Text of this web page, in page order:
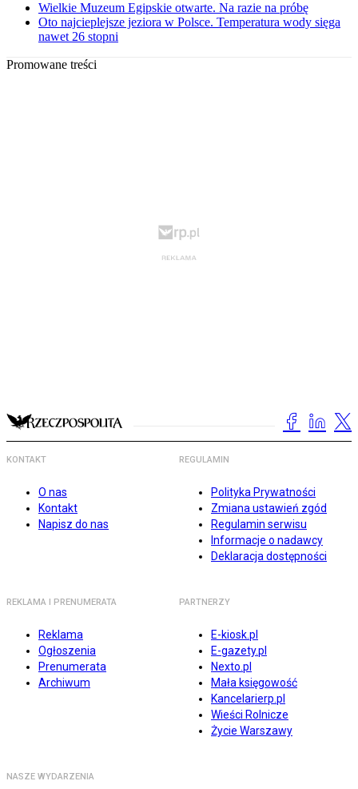
Wielkie Muzeum Egipskie otwarte. Na razie na próbę
Oto najcieplejsze jeziora w Polsce. Temperatura wody sięga
nawet 26 stopni
Promowane treści
KONTAKT
O nas
Kontakt
Napisz do nas
REGULAMIN
Polityka Prywatności
Zmiana ustawień zgód
Regulamin serwisu
Informacje o nadawcy
Deklaracja dostępności
REKLAMA I PRENUMERATA
Reklama
Ogłoszenia
Prenumerata
Archiwum
PARTNERZY
E-kiosk.pl
E-gazety.pl
Nexto.pl
Mała księgowość
Kancelarierp.pl
Wieści Rolnicze
Życie Warszawy
NASZE WYDARZENIA